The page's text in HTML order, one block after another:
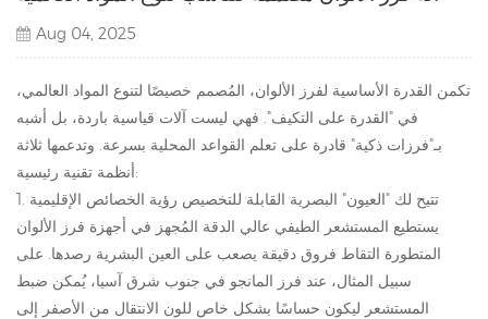
Aug 04, 2025
تكمن القدرة الأساسية لفرز الألوان، المُصمم خصيصًا لتنوع المواد العالمي،
في "القدرة على التكيف". فهي ليست آلات قياسية باردة، بل أشبه
بـ"فرزات ذكية" قادرة على تعلم القواعد المحلية بسرعة. وتدعمها ثلاثة
أنظمة تقنية رئيسية:
1. تتيح لك "العيون" البصرية القابلة للتخصيص رؤية الخصائص الإقليمية
يستطيع المستشعر الطيفي عالي الدقة المُجهز في أجهزة فرز الألوان
المتطورة التقاط فروق دقيقة يصعب على العين البشرية رصدها. على
سبيل المثال، عند فرز المانجو في جنوب شرق آسيا، يُمكن ضبط
المستشعر ليكون حساسًا بشكل خاص للون الانتقال من الأصفر إلى